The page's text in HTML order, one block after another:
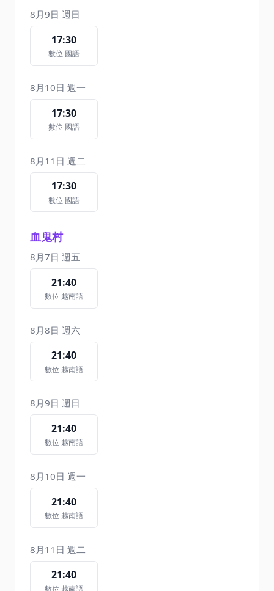
8月9日 週日
17:30
數位 國語
8月10日 週一
17:30
數位 國語
8月11日 週二
17:30
數位 國語
血鬼村
8月7日 週五
21:40
數位 越南語
8月8日 週六
21:40
數位 越南語
8月9日 週日
21:40
數位 越南語
8月10日 週一
21:40
數位 越南語
8月11日 週二
21:40
數位 越南語